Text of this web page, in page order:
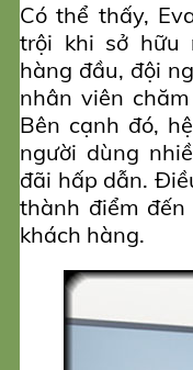
Có thể thấy,
trội khi sở hữu
hàng đầu, đội
nhân viên
Bên cạnh đó,
người dùng
đãi hấp dẫn.
thành điểm
khách hàng.